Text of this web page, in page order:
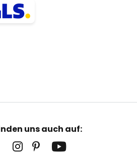
uns auch auf: